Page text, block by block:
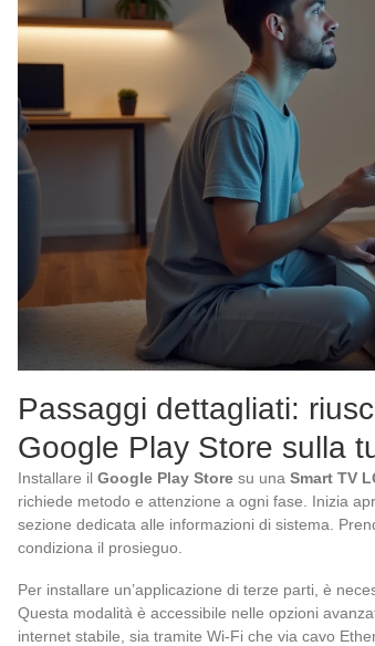
Passaggi dettagliati:
Google Play Store sulla
Installare il Google Play Store su una Smart TV
richiede metodo e attenzione a ogni fase. Inizia
sezione dedicata alle informazioni di sistema.
condiziona il prosieguo.
Per installare un’applicazione di terze parti, è
Questa modalità è accessibile nelle opzioni
internet stabile, sia tramite Wi-Fi che via cavo